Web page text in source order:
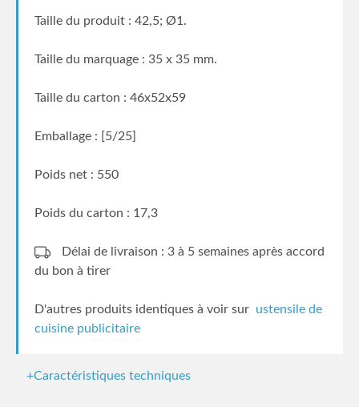
Taille du produit : 42,5; Ø1.
Taille du marquage : 35 x 35 mm.
Taille du carton : 46x52x59
Emballage : [5/25]
Poids net : 550
Poids du carton : 17,3
Délai de livraison : 3 à 5 semaines après accord
du bon à tirer
D'autres produits identiques à voir sur ustensile de
cuisine publicitaire
+Caractéristiques techniques